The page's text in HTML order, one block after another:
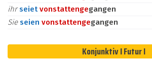
ihrseietvonstattengegangen
Sieseien vonstattengegangen
Konjunktiv I Futur I